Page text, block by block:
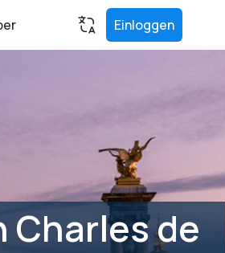
Einloggen
Charles de